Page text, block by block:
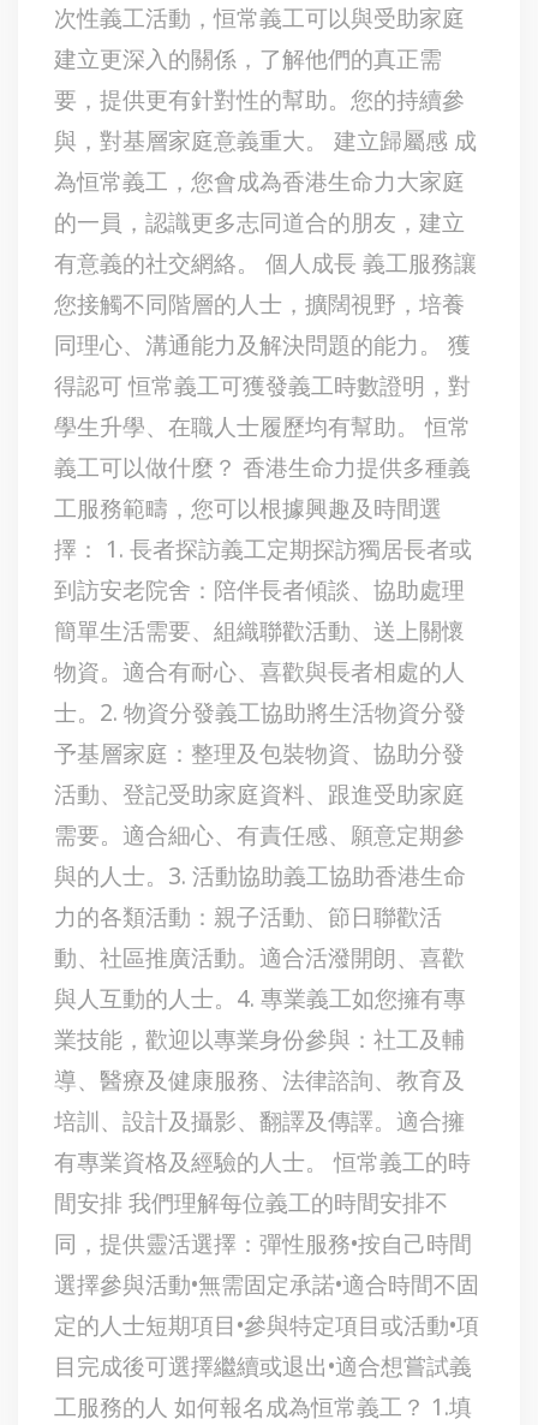
次性義工活動，恒常義工可以與受助家庭
建立更深入的關係，了解他們的真正需
要，提供更有針對性的幫助。您的持續參
與，對基層家庭意義重大。 建立歸屬感 成
為恒常義工，您會成為香港生命力大家庭
的一員，認識更多志同道合的朋友，建立
有意義的社交網絡。 個人成長 義工服務讓
您接觸不同階層的人士，擴闊視野，培養
同理心、溝通能力及解決問題的能力。 獲
得認可 恒常義工可獲發義工時數證明，對
學生升學、在職人士履歷均有幫助。 恒常
義工可以做什麼？ 香港生命力提供多種義
工服務範疇，您可以根據興趣及時間選
擇： 1. 長者探訪義工定期探訪獨居長者或
到訪安老院舍：陪伴長者傾談、協助處理
簡單生活需要、組織聯歡活動、送上關懷
物資。適合有耐心、喜歡與長者相處的人
士。2. 物資分發義工協助將生活物資分發
予基層家庭：整理及包裝物資、協助分發
活動、登記受助家庭資料、跟進受助家庭
需要。適合細心、有責任感、願意定期參
與的人士。3. 活動協助義工協助香港生命
力的各類活動：親子活動、節日聯歡活
動、社區推廣活動。適合活潑開朗、喜歡
與人互動的人士。4. 專業義工如您擁有專
業技能，歡迎以專業身份參與：社工及輔
導、醫療及健康服務、法律諮詢、教育及
培訓、設計及攝影、翻譯及傳譯。適合擁
有專業資格及經驗的人士。 恒常義工的時
間安排 我們理解每位義工的時間安排不
同，提供靈活選擇：彈性服務•按自己時間
選擇參與活動•無需固定承諾•適合時間不固
定的人士短期項目•參與特定項目或活動•項
目完成後可選擇繼續或退出•適合想嘗試義
工服務的人 如何報名成為恒常義工？ 1.填